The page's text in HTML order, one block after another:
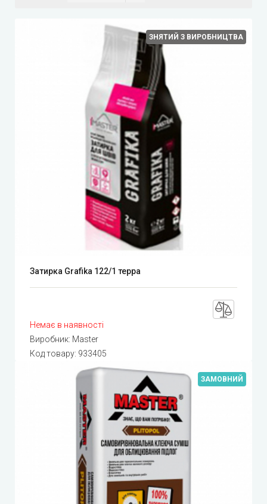
ЗНЯТИЙ З ВИРОБНИЦТВА
Затирка Grafika 122/1 терра
Немає в наявності
Виробник: Master
Код товару: 933405
ЗАМОВНИЙ